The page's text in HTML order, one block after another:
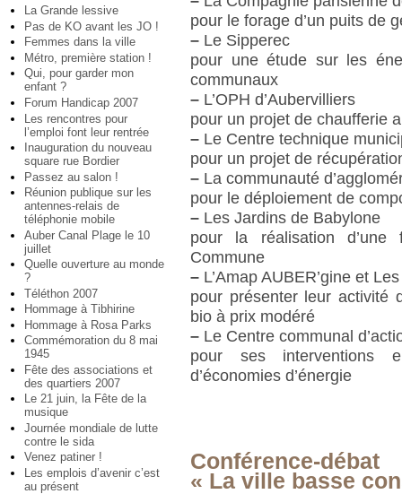
La Grande lessive
Pas de KO avant les JO !
Femmes dans la ville
Métro, première station !
Qui, pour garder mon
enfant ?
Forum Handicap 2007
Les rencontres pour
l’emploi font leur rentrée
Inauguration du nouveau
square rue Bordier
Passez au salon !
Réunion publique sur les
antennes-relais de
téléphonie mobile
Auber Canal Plage le 10
juillet
Quelle ouverture au monde
?
Téléthon 2007
Hommage à Tibhirine
Hommage à Rosa Parks
Commémoration du 8 mai
1945
Fête des associations et
des quartiers 2007
Le 21 juin, la Fête de la
musique
Journée mondiale de lutte
contre le sida
Venez patiner !
Les emplois d’avenir c’est
au présent
pour le forage d’un puits de
– Le Sipperec
pour une étude sur les
communaux
– L’OPH d’Aubervilliers
pour un projet de chaufferie
– Le Centre technique
pour un projet de
– La communauté
pour le déploiement de
– Les Jardins de Babylone
pour la réalisation
Commune
– L’Amap AUBER’gine et
pour présenter leur activité
bio à prix modéré
– Le Centre communal
pour ses interventions
d’économies d’énergie
Conférence-débat
« La ville basse